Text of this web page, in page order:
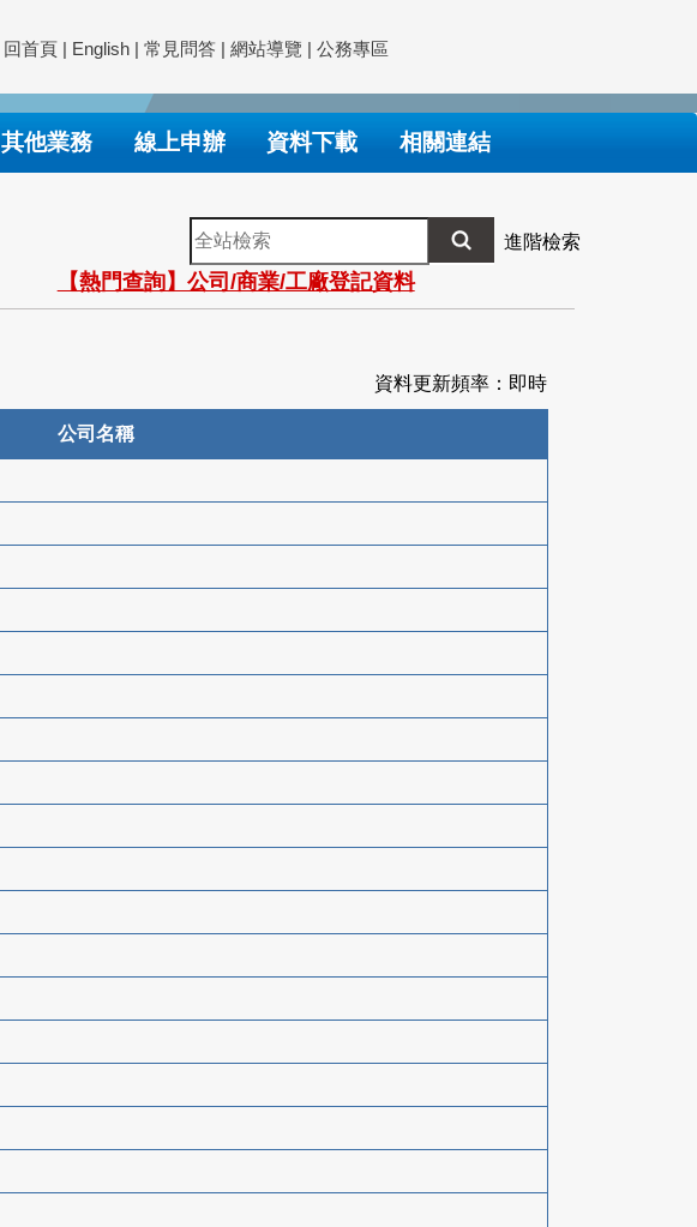
回首頁 | English | 常見問答 | 網站導覽 | 公務專區
其他業務 線上申辦 資料下載 相關連結
全
站
檢
索
進階檢索
【熱門查詢】公司/商業/工廠登記資料
資料更新頻率：即時
公司名稱